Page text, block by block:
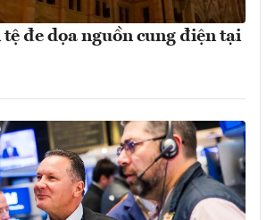
đe dọa nguồn cung điện tại